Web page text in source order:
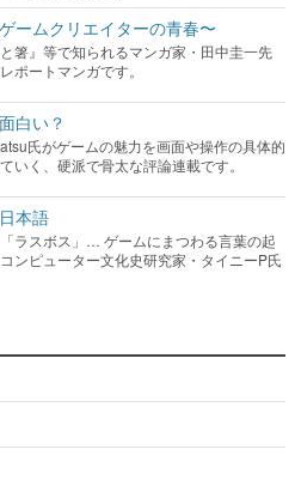
ームクリエイターの青春〜
箸』等で知られるマンガ家・田中圭一先
ポートマンガです。
白い？
氏がゲームの魅力を画面や操作の具体的
いく、硬派で骨太な評論連載です。
本語
「ラスボス」… ゲームにまつわる言葉の起
ンピューター文化史研究家・タイニーP氏